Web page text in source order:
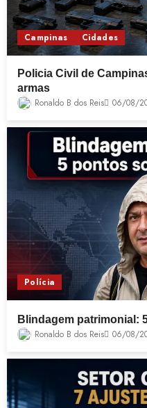
Campinas Cidades
Policia Civil de
armas
Ronaldo B dos Reis 06/08/
Polícia
Blindagem patrimonial:
Ronaldo B dos Reis 06/08/